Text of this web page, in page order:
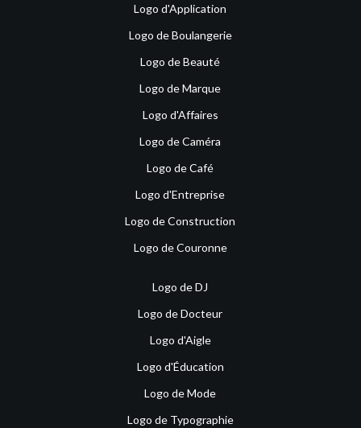
Logo d'Application
Logo de Boulangerie
Logo de Beauté
Logo de Marque
Logo d'Affaires
Logo de Caméra
Logo de Café
Logo d'Entreprise
Logo de Construction
Logo de Couronne
Logo de DJ
Logo de Docteur
Logo d'Aigle
Logo d'Éducation
Logo de Mode
Logo de Typographie